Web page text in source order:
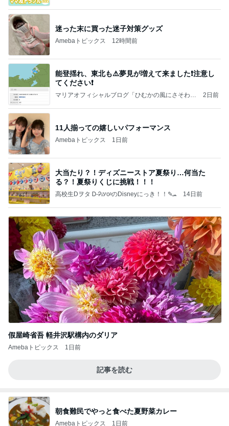
迷った末に買った迷子対策グッズ
Amebaトピックス 12時間前
能登揺れ、東北も⚠️夢見が増えて来ました❗️注意し
てください❗️
マリアオフィシャルブログ「ひむかの風にさそわれ
2日前
11人揃っての嬉しいパフォーマンス
Amebaトピックス 1日前
大当たり？！ディズニーストア夏祭り…何当た
る？！夏祭りくじに挑戦！！！
高校生Dヲタ Ꭰ-ᎮꭵꭹꭴのDisneyにっき！！✎ܚ 14日前
假屋崎省吾 軽井沢駅構内のダリア
Amebaトピックス 1日前
記事を読む
朝食難民でやっと食べた夏野菜カレー
Amebaトピックス 1日前